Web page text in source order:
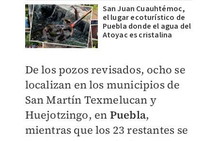
San Juan Cuauhtémoc,
el lugar ecoturístico de
Puebla donde el agua del
Atoyac es cristalina
De los pozos revisados, ocho se
localizan en los municipios de
San Martín Texmelucan y
Huejotzingo, en Puebla,
mientras que los 23 restantes se